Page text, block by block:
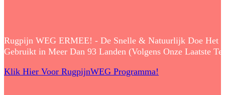
Rugpijn WEG ERMEE! - De Snelle & Natuurlijk Doe Het
Gebruikt in Meer Dan 93 Landen (Volgens Onze Laatste
Klik Hier Voor RugpijnWEG Programma!